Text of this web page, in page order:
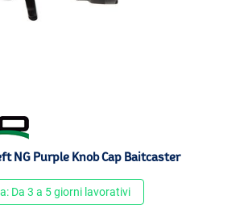
NG Purple Knob Cap Baitcaster
Da 3 a 5 giorni lavorativi